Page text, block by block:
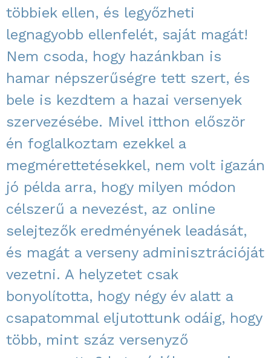
többiek ellen, és legyőzheti
legnagyobb ellenfelét, saját magát!
Nem csoda, hogy hazánkban is
hamar népszerűségre tett szert, és
bele is kezdtem a hazai versenyek
szervezésébe. Mivel itthon először
én foglalkoztam ezekkel a
megmérettetésekkel, nem volt igazán
jó példa arra, hogy milyen módon
célszerű a nevezést, az online
selejtezők eredményének leadását,
és magát a verseny adminisztrációját
vezetni. A helyzetet csak
bonyolította, hogy négy év alatt a
csapatommal eljutottunk odáig, hogy
több, mint száz versenyző